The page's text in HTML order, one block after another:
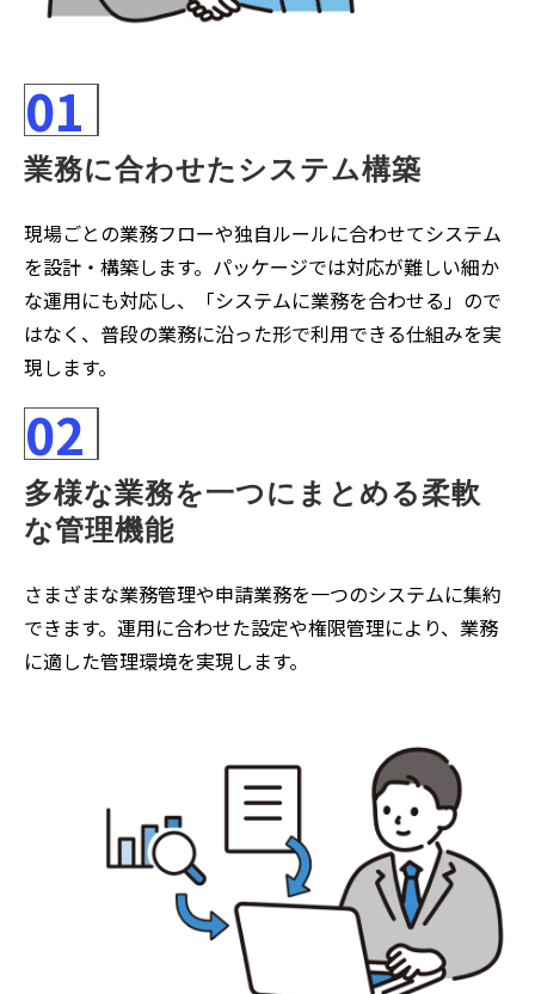
01
業務に合わせたシステム構築
現場ごとの業務フローや独自ルールに合わせてシステム
を設計・構築します。パッケージでは対応が難しい細か
な運用にも対応し、「システムに業務を合わせる」ので
はなく、普段の業務に沿った形で利用できる仕組みを実
現します。
02
多様な業務を一つにまとめる柔軟
な管理機能
さまざまな業務管理や申請業務を一つのシステムに集約
できます。運用に合わせた設定や権限管理により、業務
に適した管理環境を実現します。